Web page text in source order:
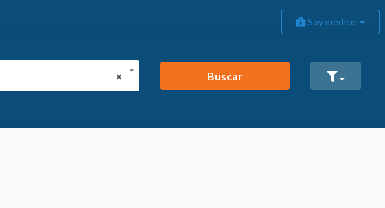
Soy médico
×
Buscar